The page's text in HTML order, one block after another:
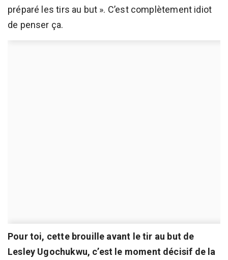
préparé les tirs au but ». C’est complètement idiot
de penser ça.
Pour toi, cette brouille avant le tir au but de
Lesley Ugochukwu, c’est le moment décisif de la